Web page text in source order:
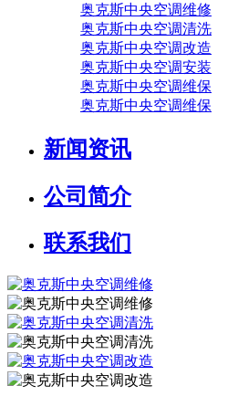
奥克斯中央空调维修
奥克斯中央空调清洗
奥克斯中央空调改造
奥克斯中央空调安装
奥克斯中央空调维保
奥克斯中央空调维保
新闻资讯
公司简介
联系我们